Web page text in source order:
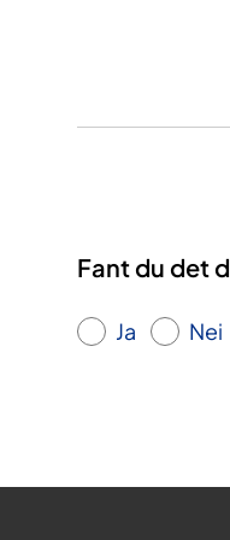
Fant du det
Ja Nei